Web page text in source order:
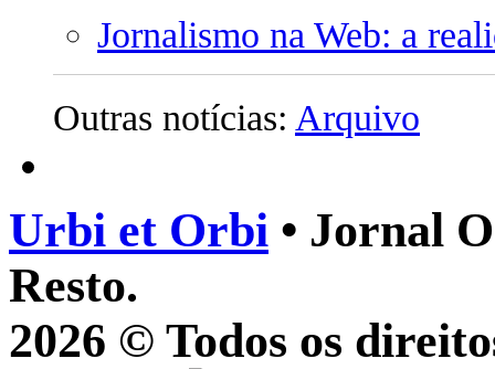
Jornalismo na Web: a
Outras notícias: Arquivo
Urbi et Orbi • Jornal
Resto.
2026 © Todos os